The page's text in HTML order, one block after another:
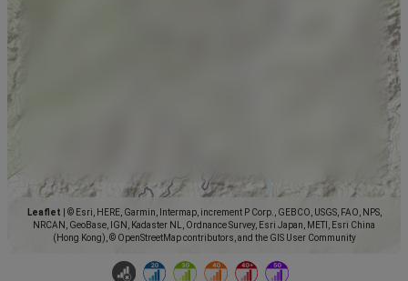
Leaflet
© Esri, HERE, Garmin, Intermap, increment P Corp., GEBCO, USGS, FAO, NPS,
NRCAN, GeoBase, IGN, Kadaster NL, Ordnance Survey, Esri Japan, METI, Esri China
(Hong Kong), © OpenStreetMap contributors, and the GIS User Community